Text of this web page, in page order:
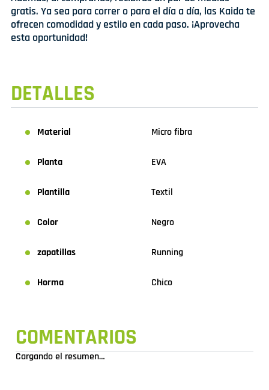
gratis. Ya sea para correr o para el día a día, las Kaida te
ofrecen comodidad y estilo en cada paso. ¡Aprovecha
esta oportunidad!
DETALLES
Material Micro fibra
Planta EVA
Plantilla Textil
Color Negro
zapatillas Running
Horma Chico
COMENTARIOS
Cargando el resumen…